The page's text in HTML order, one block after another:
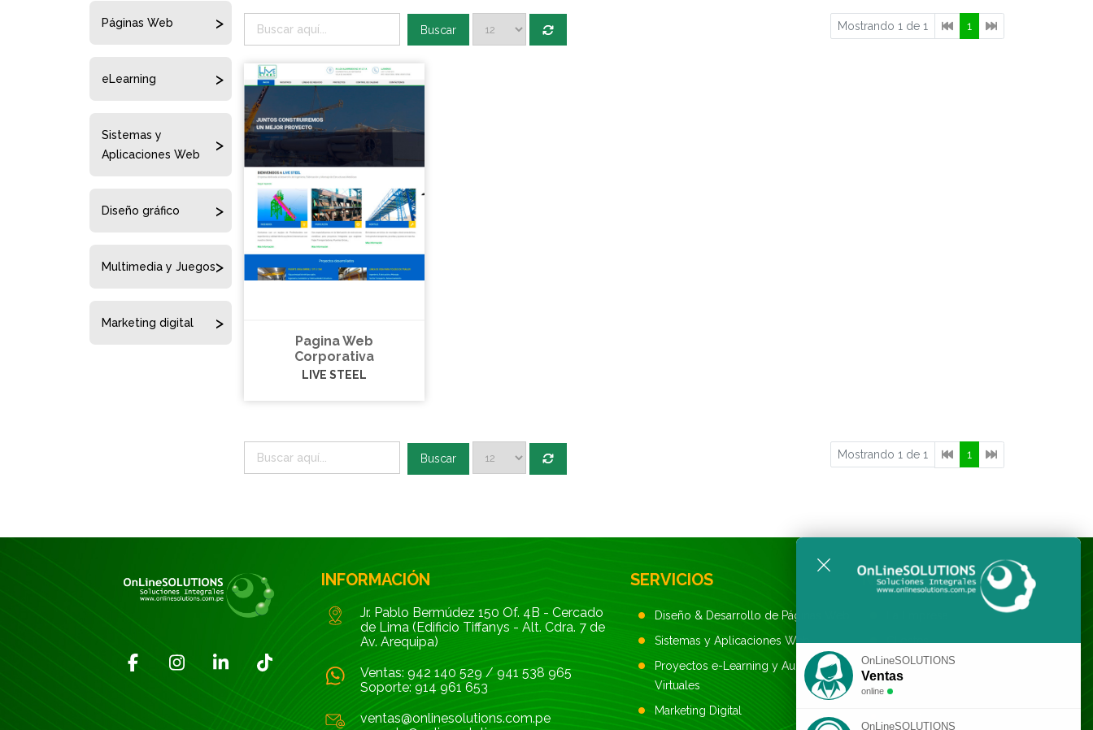
Páginas Web
eLearning
Sistemas y
Aplicaciones Web
Diseño gráfico
Multimedia y Juegos
Marketing digital
Buscar Mostrando 1 de 1 1
Pagina Web
Corporativa
LIVE STEEL
Buscar Mostrando 1 de 1 1
INFORMACIÓN
Jr. Pablo Bermúdez 150 Of. 4B - Cercado
de Lima (Edificio Tiffanys - Alt. Cdra. 7 de
Av. Arequipa)
Ventas: 942 140 529 /941 538 965
Soporte:914 961 653
ventas@onlinesolutions.com.pe
SERVICIOS
Diseño & Desarrollo de Páginas Web
Sistemas y Aplicaciones Web
Proyectos e-Learning y Aulas
Virtuales
Marketing Digital
NOSOTROS
Clientes
Formas de pago
Pago con tarjeta
OnLineSOLUTIONS
Ventas
online
OnLineSOLUTIONS